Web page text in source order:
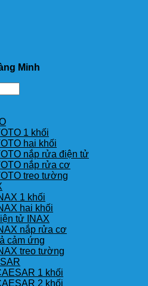
Minh
1 khối
hai khối
nắp rửa điện tử
nắp rửa cơ
treo tường
1 khối
hai khối
tử INAX
nắp rửa cơ
cảm ứng
treo tường
1 khối
2 khối